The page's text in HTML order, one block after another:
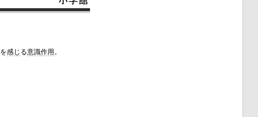
を感じる意識作用。